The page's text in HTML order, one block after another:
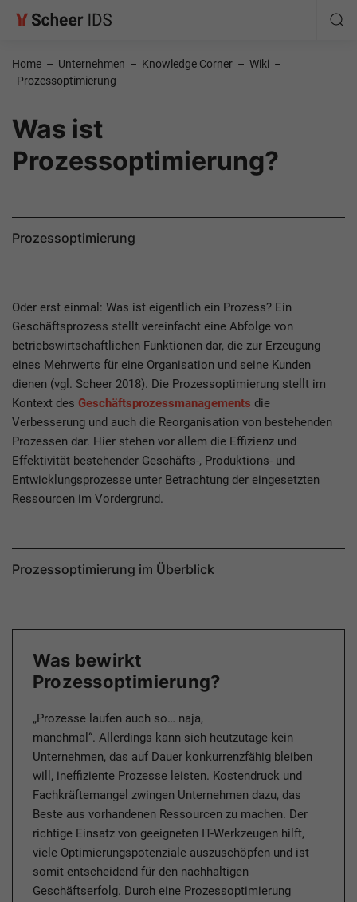
Home – Unternehmen – Knowledge Corner – Wiki –
Prozessoptimierung
Was ist
Prozessoptimierung?
Prozessoptimierung
Oder erst einmal: Was ist eigentlich ein Prozess? Ein
Geschäftsprozess stellt vereinfacht eine Abfolge von
betriebswirtschaftlichen Funktionen dar, die zur Erzeugung
eines Mehrwerts für eine Organisation und seine Kunden
dienen (vgl. Scheer 2018). Die Prozessoptimierung stellt im
Kontext des Geschäftsprozessmanagements die
Verbesserung und auch die Reorganisation von bestehenden
Prozessen dar. Hier stehen vor allem die Effizienz und
Effektivität bestehender Geschäfts-, Produktions- und
Entwicklungsprozesse unter Betrachtung der eingesetzten
Ressourcen im Vordergrund.
Prozessoptimierung im Überblick
Was bewirkt
Prozessoptimierung?
„Prozesse laufen auch so… naja,
manchmal“. Allerdings kann sich heutzutage kein
Unternehmen, das auf Dauer konkurrenzfähig bleiben
will, ineffiziente Prozesse leisten. Kostendruck und
Fachkräftemangel zwingen Unternehmen dazu, das
Beste aus vorhandenen Ressourcen zu machen. Der
richtige Einsatz von geeigneten IT-Werkzeugen hilft,
viele Optimierungspotenziale auszuschöpfen und ist
somit entscheidend für den nachhaltigen
Geschäftserfolg. Durch eine Prozessoptimierung